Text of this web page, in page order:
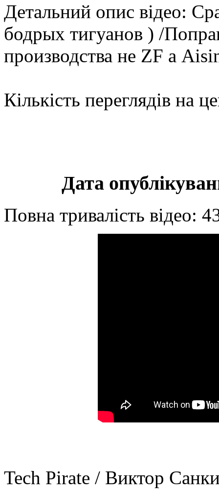
Детальний опис відео:
бодрых тигуанов ) /
производства не ZF а
Кількість переглядів на
Дата
Повна тривалість відео:
Tech Pirate / Виктор